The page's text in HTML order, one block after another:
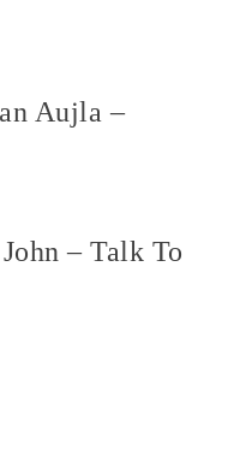
Aujla –
– Talk To